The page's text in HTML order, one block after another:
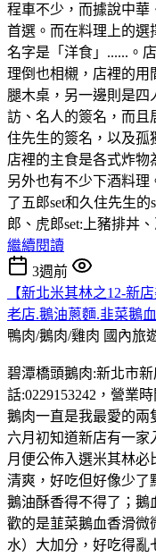
程車不少，而據說中華
首選。而在料理上的選
名字是「洋食」......。
理倒也相櫬，店裡的用
腿木桌，另一邊則是
訪、名人的簽名，而且
住先生的簽名，以及孤
店裡的主食是各式炸物
另外也有不少下酒料
了五郎set和久住先生
郎、虎郎set:上豬排丼
繼續閱讀
3週前
【新北米其林之12-新
老店.鵝油蔥麵.韭菜鵝
鴨肉/鵝肉/雞肉 國內旅
碧潭橋頭鵝肉:新北市
話:0229153242，營業
鵝肉一直是我最愛的兩
六月初知道新店有一家
月便公佈入選米其林
清爽，好吃但好像少了
鵝油酥香得不得了；鵝
歡的是韮菜鵝血香滑微
水）大加分，好吃得